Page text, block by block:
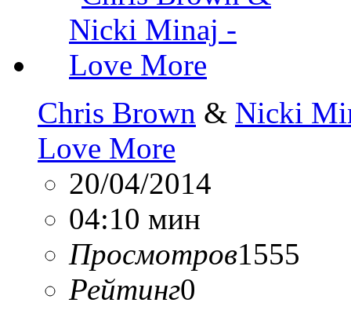
Chris Brown & Nicki
Love More
20/04/2014
04:10 мин
Просмотров1555
Рейтинг0